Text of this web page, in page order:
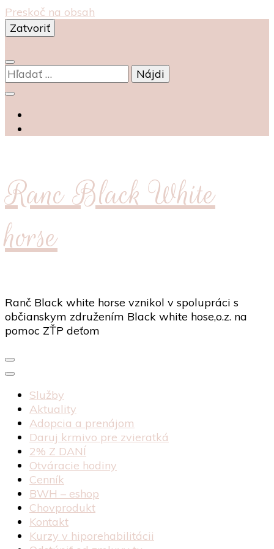
Preskoč na obsah
Zatvoriť
Hľadať:
Ranc Black White
horse
Ranč Black white horse vznikol v spolupráci s
občianskym združením Black white hose,o.z. na
pomoc ZŤP deťom
Služby
Aktuality
Adopcia a prenájom
Daruj krmivo pre zvieratká
2% Z DANÍ
Otváracie hodiny
Cenník
BWH – eshop
Chovprodukt
Kontakt
Kurzy v hiporehabilitácii